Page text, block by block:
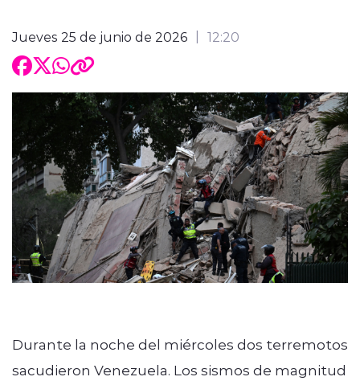
Jueves 25 de junio de 2026 12:20
Durante la noche del miércoles dos terremotos
sacudieron Venezuela. Los sismos de magnitud